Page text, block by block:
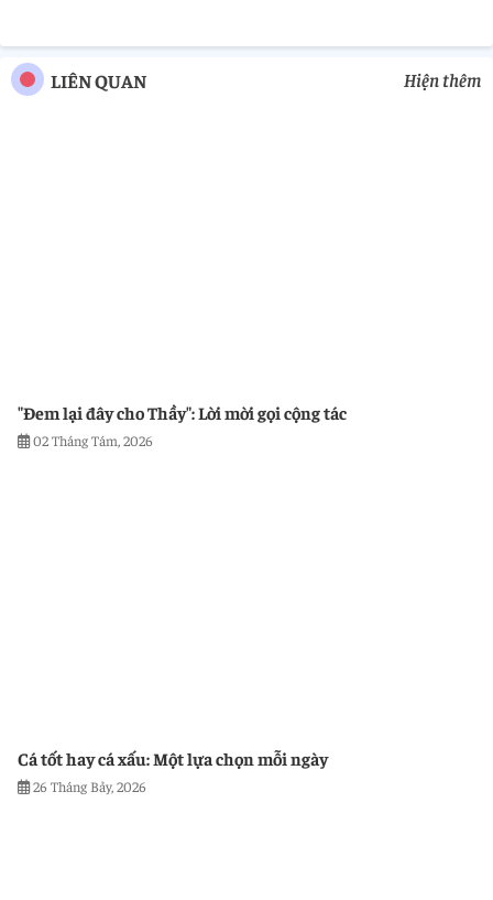
LIÊN QUAN Hiện thêm
"Đem lại đây cho Thầy": Lời mời gọi cộng tác
02 Tháng Tám, 2026
Cá tốt hay cá xấu: Một lựa chọn mỗi ngày
26 Tháng Bảy, 2026